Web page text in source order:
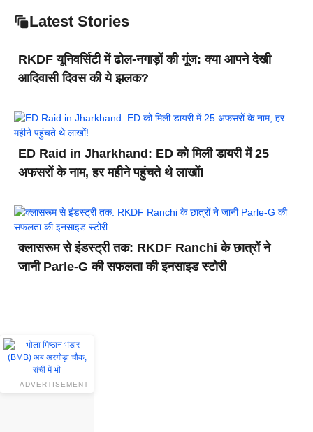
Latest Stories
RKDF यूनिवर्सिटी में ढोल-नगाड़ों की गूंज: क्या आपने देखी
आदिवासी दिवस की ये झलक?
ED Raid in Jharkhand: ED को मिली डायरी में 25
अफसरों के नाम, हर महीने पहुंचते थे लाखों!
क्लासरूम से इंडस्ट्री तक: RKDF Ranchi के छात्रों ने
जानी Parle-G की सफलता की इनसाइड स्टोरी
ADVERTISEMENT